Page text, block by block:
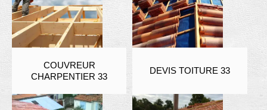
COUVREUR
CHARPENTIER 33
DEVIS TOITURE 33